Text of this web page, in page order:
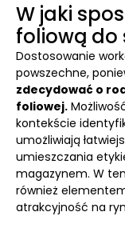
W jaki
foliową do
Dostosowanie
powszechne,
zdecydować o
foliowej.
kontekście
umożliwiają
umieszczania
magazynem. W
również
atrakcyjność na